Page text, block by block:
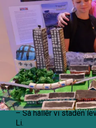
Isabelle, Saga-Li,
Montessori Pärlan
City, vars räkodling
Odlingen är tänkt att
eller andra
leveransfordon och
för att hålla nere
cykla, får invånarna
stadsdelar och sedan
lägenhetshus finns
och andra
– Så håller vi staden
Li.